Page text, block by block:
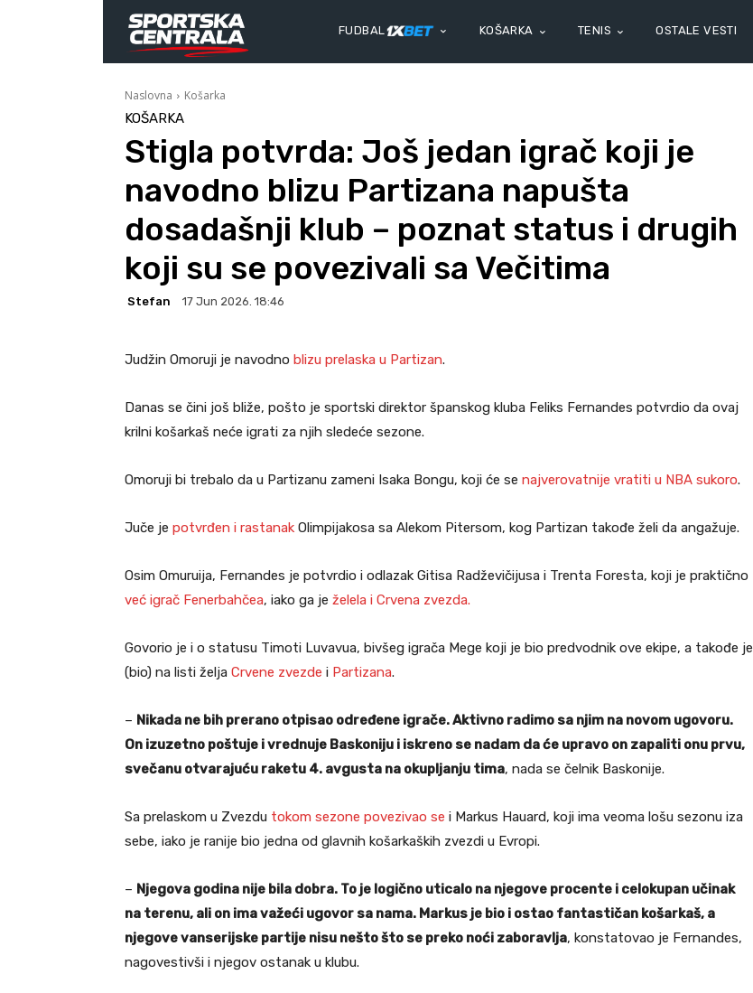
FUDBAL KOŠARKA TENIS OSTALE VESTI
Naslovna Košarka
KOŠARKA
Stigla potvrda: Još jedan igrač koji je
navodno blizu Partizana napušta
dosadašnji klub – poznat status i drugih
koji su se povezivali sa Večitima
Stefan 17 Jun 2026. 18:46
Judžin Omoruji je navodno blizu prelaska u Partizan.
Danas se čini još bliže, pošto je sportski direktor španskog kluba Feliks Fernandes potvrdio da ovaj
krilni košarkaš neće igrati za njih sledeće sezone.
Omoruji bi trebalo da u Partizanu zameni Isaka Bongu, koji će se najverovatnije vratiti u NBA sukoro.
Juče je potvrđen i rastanak Olimpijakosa sa Alekom Pitersom, kog Partizan takođe želi da angažuje.
Osim Omuruija, Fernandes je potvrdio i odlazak Gitisa Radževičijusa i Trenta Foresta, koji je praktično
već igrač Fenerbahčea, iako ga je želela i Crvena zvezda.
Govorio je i o statusu Timoti Luvavua, bivšeg igrača Mege koji je bio predvodnik ove ekipe, a takođe je
(bio) na listi želja Crvene zvezde i Partizana.
– Nikada ne bih prerano otpisao određene igrače. Aktivno radimo sa njim na novom ugovoru.
On izuzetno poštuje i vrednuje Baskoniju i iskreno se nadam da će upravo on zapaliti onu prvu,
svečanu otvarajuću raketu 4. avgusta na okupljanju tima, nada se čelnik Baskonije.
Sa prelaskom u Zvezdu tokom sezone povezivao se i Markus Hauard, koji ima veoma lošu sezonu iza
sebe, iako je ranije bio jedna od glavnih košarkaških zvezdi u Evropi.
– Njegova godina nije bila dobra. To je logično uticalo na njegove procente i celokupan učinak
na terenu, ali on ima važeći ugovor sa nama. Markus je bio i ostao fantastičan košarkaš, a
njegove vanserijske partije nisu nešto što se preko noći zaboravlja, konstatovao je Fernandes,
nagovestivši i njegov ostanak u klubu.